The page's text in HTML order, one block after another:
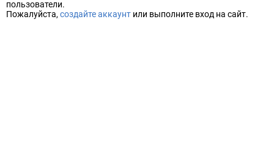
пользователи.
Пожалуйста, создайте аккаунт или выполните вход на сайт.